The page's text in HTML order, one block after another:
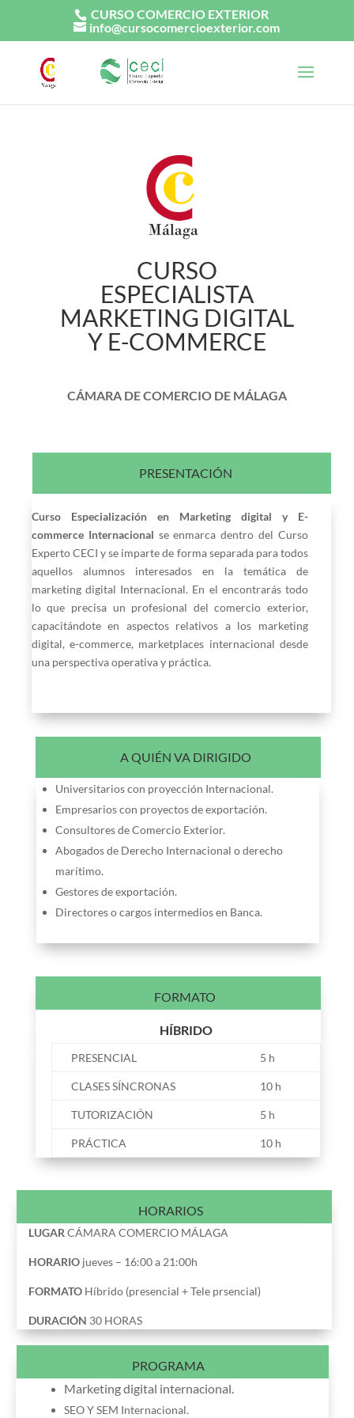
CURSO COMERCIO EXTERIOR
info@cursocomercioexterior.com
CURSO
ESPECIALISTA
MARKETING DIGITAL
Y E-COMMERCE
CÁMARA DE COMERCIO DE MÁLAGA
PRESENTACIÓN
Curso Especialización en Marketing digital y E-
commerce Internacional se enmarca dentro del Curso
Experto CECI y se imparte de forma separada para todos
aquellos alumnos interesados en la temática de
marketing digital Internacional. En el encontrarás todo
lo que precisa un profesional del comercio exterior,
capacitándote en aspectos relativos a los marketing
digital, e-commerce, marketplaces internacional desde
una perspectiva operativa y práctica.
A QUIÉN VA DIRIGIDO
Universitarios con proyección Internacional.
Empresarios con proyectos de exportación.
Consultores de Comercio Exterior.
Abogados de Derecho Internacional o derecho
marítimo.
Gestores de exportación.
Directores o cargos intermedios en Banca.
FORMATO
HÍBRIDO
PRESENCIAL 5 h
CLASES SÍNCRONAS 10 h
TUTORIZACIÓN 5 h
PRÁCTICA 10 h
HORARIOS
LUGAR CÁMARA COMERCIO MÁLAGA
HORARIO jueves – 16:00 a 21:00h
FORMATO Híbrido (presencial + Tele prsencial)
DURACIÓN 30 HORAS
PROGRAMA
Marketing digital internacional.
SEO Y SEM Internacional.